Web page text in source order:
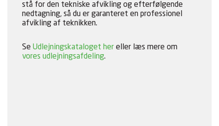
stå for den tekniske afvikling og efterfølgende
nedtagning, så du er garanteret en professionel
afvikling af teknikken.
Se Udlejningskataloget her eller læs mere om
vores udlejningsafdeling.